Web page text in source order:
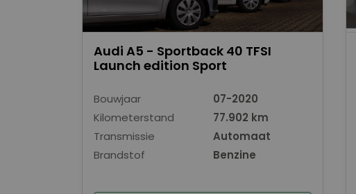
Audi A5 - Sportback 40 TFSI
Launch edition Sport
Bouwjaar
07-2020
Kilometerstand
77.902 km
Transmissie
Automaat
Brandstof
Benzine